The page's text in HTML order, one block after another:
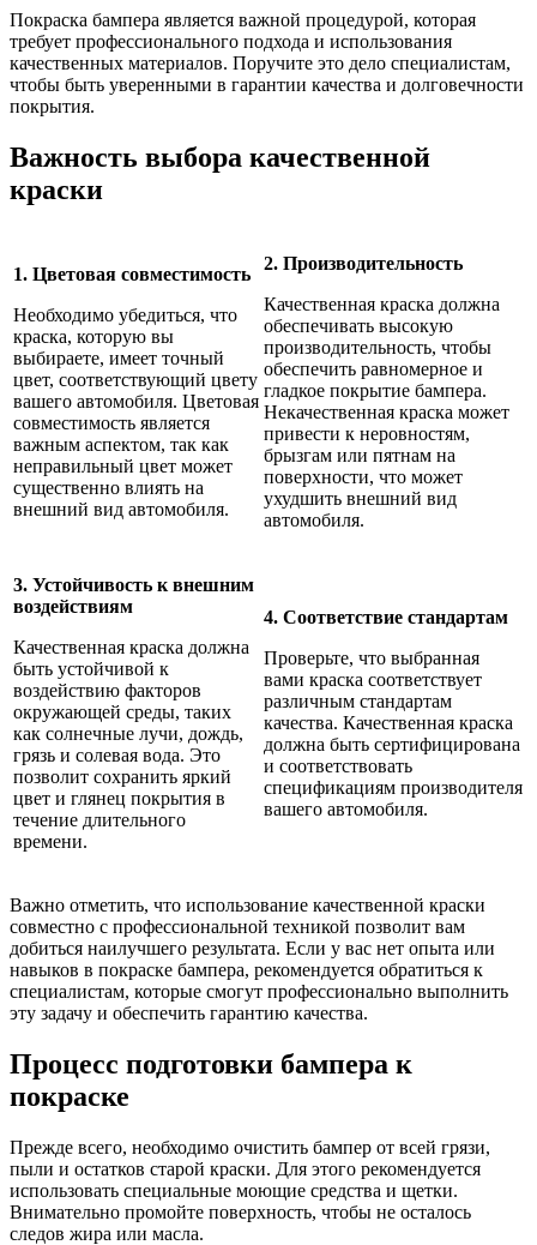
Покраска бампера является важной процедурой, которая
требует профессионального подхода и использования
качественных материалов. Поручите это дело специалистам,
чтобы быть уверенными в гарантии качества и долговечности
покрытия.
Важность выбора качественной
краски
1. Цветовая совместимость
Необходимо убедиться, что
краска, которую вы
выбираете, имеет точный
цвет, соответствующий цвету
вашего автомобиля. Цветовая
совместимость является
важным аспектом, так как
неправильный цвет может
существенно влиять на
внешний вид автомобиля.
2. Производительность
Качественная краска должна
обеспечивать высокую
производительность, чтобы
обеспечить равномерное и
гладкое покрытие бампера.
Некачественная краска может
привести к неровностям,
брызгам или пятнам на
поверхности, что может
ухудшить внешний вид
автомобиля.
3. Устойчивость к внешним
воздействиям
Качественная краска должна
быть устойчивой к
воздействию факторов
окружающей среды, таких
как солнечные лучи, дождь,
грязь и солевая вода. Это
позволит сохранить яркий
цвет и глянец покрытия в
течение длительного
времени.
4. Соответствие стандартам
Проверьте, что выбранная
вами краска соответствует
различным стандартам
качества. Качественная краска
должна быть сертифицирована
и соответствовать
спецификациям производителя
вашего автомобиля.
Важно отметить, что использование качественной краски
совместно с профессиональной техникой позволит вам
добиться наилучшего результата. Если у вас нет опыта или
навыков в покраске бампера, рекомендуется обратиться к
специалистам, которые смогут профессионально выполнить
эту задачу и обеспечить гарантию качества.
Процесс подготовки бампера к
покраске
Прежде всего, необходимо очистить бампер от всей грязи,
пыли и остатков старой краски. Для этого рекомендуется
использовать специальные моющие средства и щетки.
Внимательно промойте поверхность, чтобы не осталось
следов жира или масла.